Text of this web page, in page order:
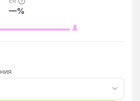
—%